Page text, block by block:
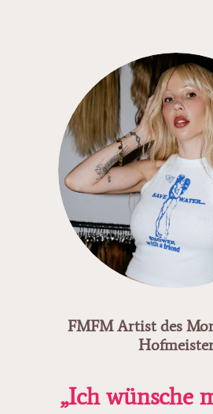
FMFM Artist des
„Ich wünsche